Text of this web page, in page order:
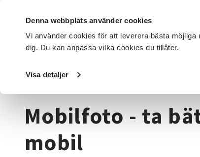
Denna webbplats använder cookies
Vi använder cookies för att leverera bästa
dig. Du kan anpassa vilka cookies du tillåter.
Visa detaljer
DET HÄR GÖR VI FÖR DIG SOM SÖK KURSER OCH
Startsida / Kurser och evenemang
Mobilfoto - ta
mobil